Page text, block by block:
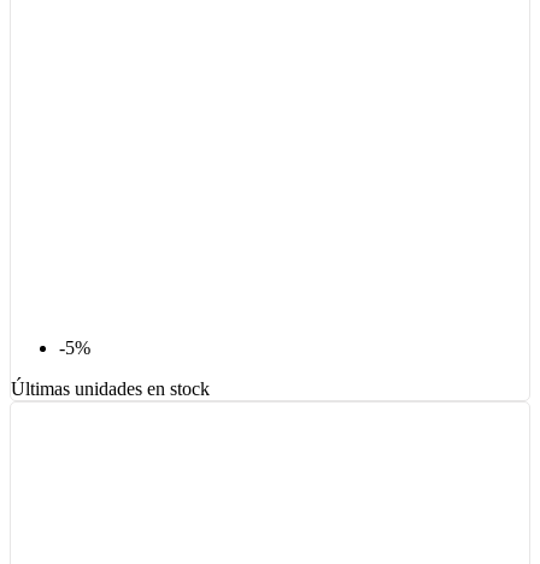
-5%
Últimas unidades en stock